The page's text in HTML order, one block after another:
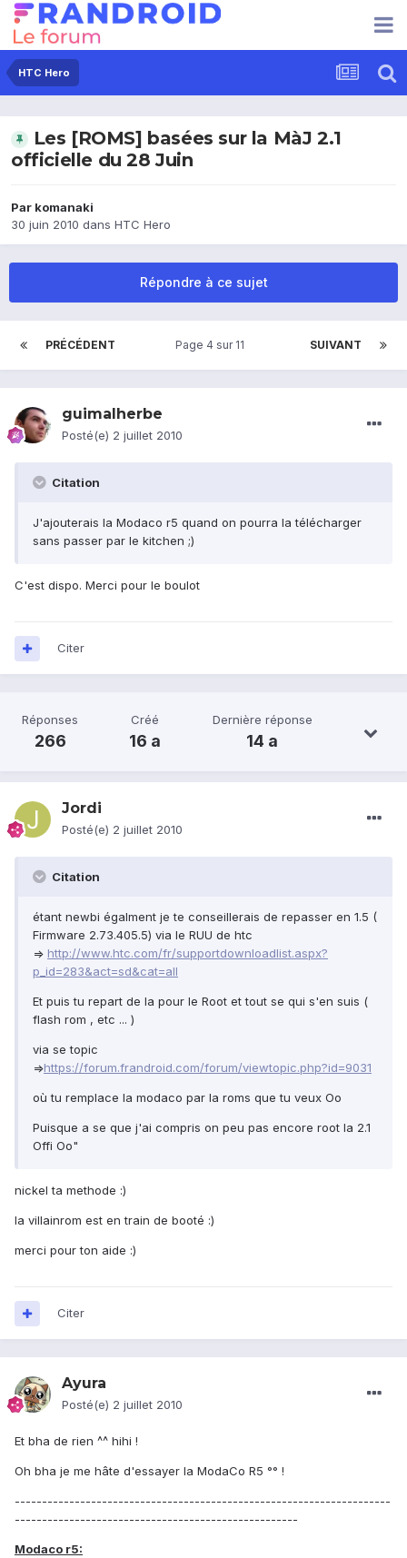
HTC Hero
Les [ROMS] basées sur la MàJ 2.1
officielle du 28 Juin
Par komanaki
30 juin 2010 dans HTC Hero
Répondre à ce sujet
PRÉCÉDENT SUIVANT
Page 4 sur 11
guimalherbe
Posté(e) 2 juillet 2010
Citation
J'ajouterais la Modaco r5 quand on pourra la télécharger
sans passer par le kitchen ;)
C'est dispo. Merci pour le boulot
Citer
Réponses
266
Créé
16 a
Dernière réponse
14 a
Jordi
Posté(e) 2 juillet 2010
Citation
étant newbi égalment je te conseillerais de repasser en 1.5 (
Firmware 2.73.405.5) via le RUU de htc
=> http://www.htc.com/fr/supportdownloadlist.aspx?
p_id=283&act=sd&cat=all
Et puis tu repart de la pour le Root et tout se qui s'en suis (
flash rom , etc ... )
via se topic
=>https://forum.frandroid.com/forum/viewtopic.php?id=9031
où tu remplace la modaco par la roms que tu veux Oo
Puisque a se que j'ai compris on peu pas encore root la 2.1
Offi Oo"
nickel ta methode :)
la villainrom est en train de booté :)
merci pour ton aide :)
Citer
Ayura
Posté(e) 2 juillet 2010
Et bha de rien ^^ hihi !
Oh bha je me hâte d'essayer la ModaCo R5 °° !
---------------------------------------------------------------------
----------------------------------------------------
Modaco r5: